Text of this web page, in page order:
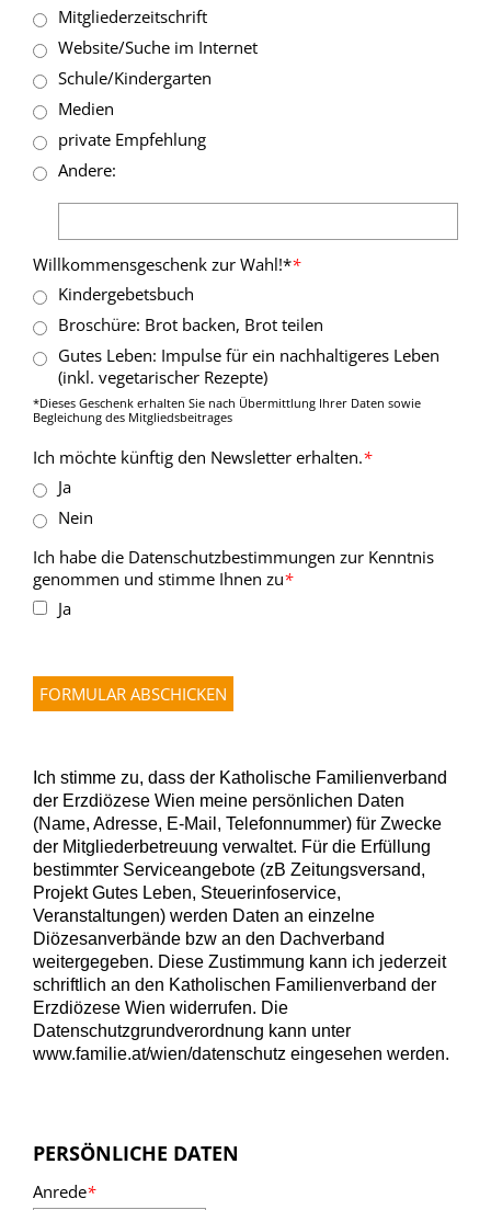
Mitgliederzeitschrift
Website/Suche im Internet
Schule/Kindergarten
Medien
private Empfehlung
Andere:
Willkommensgeschenk zur Wahl!**
Kindergebetsbuch
Broschüre: Brot backen, Brot teilen
Gutes Leben: Impulse für ein nachhaltigeres Leben
(inkl. vegetarischer Rezepte)
*Dieses Geschenk erhalten Sie nach Übermittlung Ihrer Daten sowie
Begleichung des Mitgliedsbeitrages
Ich möchte künftig den Newsletter erhalten.*
Ja
Nein
Ich habe die Datenschutzbestimmungen zur Kenntnis
genommen und stimme Ihnen zu*
Ja
Ich stimme zu, dass der Katholische Familienverband
der Erzdiözese Wien meine persönlichen Daten
(Name, Adresse, E-Mail, Telefonnummer) für Zwecke
der Mitgliederbetreuung verwaltet. Für die Erfüllung
bestimmter Serviceangebote (zB Zeitungsversand,
Projekt Gutes Leben, Steuerinfoservice,
Veranstaltungen) werden Daten an einzelne
Diözesanverbände bzw an den Dachverband
weitergegeben. Diese Zustimmung kann ich jederzeit
schriftlich an den Katholischen Familienverband der
Erzdiözese Wien widerrufen. Die
Datenschutzgrundverordnung kann unter
www.familie.at/wien/datenschutz eingesehen werden.
PERSÖNLICHE DATEN
Anrede*